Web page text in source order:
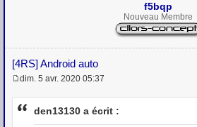
f5bqp
Nouveau Membre
[4RS] Android auto
e
s
dim. 5 avr. 2020 05:37
den13130 a écrit :